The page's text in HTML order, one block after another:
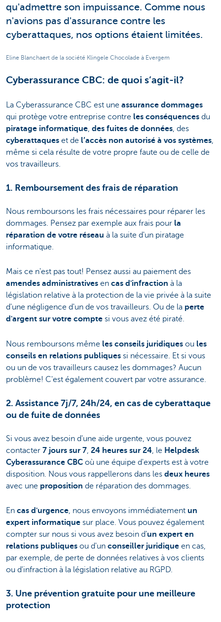
qu'admettre son impuissance. Comme nous
n'avions pas d'assurance contre les
cyberattaques, nos options étaient limitées.
Eline Blanchaert de la société Klingele Chocolade à Evergem
Cyberassurance CBC: de quoi s’agit-il?
La Cyberassurance CBC est une assurance dommages
qui protège votre entreprise contre les conséquences du
piratage informatique, des fuites de données, des
cyberattaques et de l’accès non autorisé à vos systèmes,
même si cela résulte de votre propre faute ou de celle de
vos travailleurs.
1. Remboursement des frais de réparation
Nous remboursons les frais nécessaires pour réparer les
dommages. Pensez par exemple aux frais pour la
réparation de votre réseau à la suite d'un piratage
informatique.
Mais ce n'est pas tout! Pensez aussi au paiement des
amendes administratives en cas d'infraction à la
législation relative à la protection de la vie privée à la suite
d'une négligence d'un de vos travailleurs. Ou de la perte
d'argent sur votre compte si vous avez été piraté.
Nous remboursons même les conseils juridiques ou les
conseils en relations publiques si nécessaire. Et si vous
ou un de vos travailleurs causez les dommages? Aucun
problème! C'est également couvert par votre assurance.
2. Assistance 7j/7, 24h/24, en cas de cyberattaque
ou de fuite de données
Si vous avez besoin d'une aide urgente, vous pouvez
contacter 7 jours sur 7, 24 heures sur 24, le Helpdesk
Cyberassurance CBC où une équipe d'experts est à votre
disposition. Nous vous rappellerons dans les deux heures
avec une proposition de réparation des dommages.
En cas d'urgence, nous envoyons immédiatement un
expert informatique sur place. Vous pouvez également
compter sur nous si vous avez besoin d'un expert en
relations publiques ou d'un conseiller juridique en cas,
par exemple, de perte de données relatives à vos clients
ou d'infraction à la législation relative au RGPD.
3. Une prévention gratuite pour une meilleure
protection